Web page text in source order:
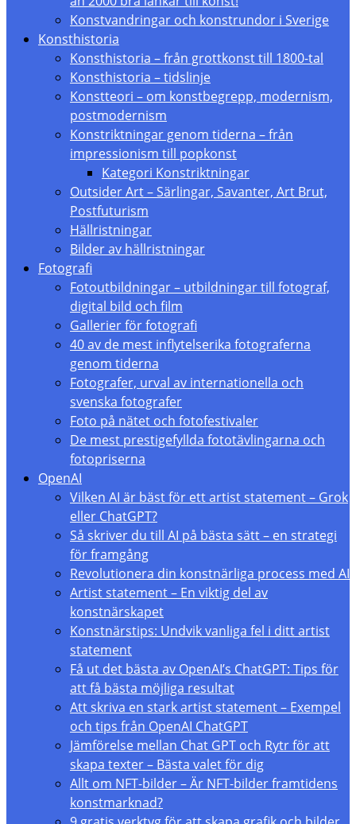
Konstvandringar och konstrundor i Sverige
Konsthistoria
Konsthistoria – från grottkonst till 1800-tal
Konsthistoria – tidslinje
Konstteori – om konstbegrepp, modernism,
postmodernism
Konstriktningar genom tiderna – från
impressionism till popkonst
Kategori Konstriktningar
Outsider Art – Särlingar, Savanter, Art Brut,
Postfuturism
Hällristningar
Bilder av hällristningar
Fotografi
Fotoutbildningar – utbildningar till fotograf,
digital bild och film
Gallerier för fotografi
40 av de mest inflytelserika fotograferna
genom tiderna
Fotografer, urval av internationella och
svenska fotografer
Foto på nätet och fotofestivaler
De mest prestigefyllda fototävlingarna och
fotopriserna
OpenAI
Vilken AI är bäst för ett artist statement – Grok
eller ChatGPT?
Så skriver du till AI på bästa sätt – en strategi
för framgång
Revolutionera din konstnärliga process med AI
Artist statement – En viktig del av
konstnärskapet
Konstnärstips: Undvik vanliga fel i ditt artist
statement
Få ut det bästa av OpenAI’s ChatGPT: Tips för
att få bästa möjliga resultat
Att skriva en stark artist statement – Exempel
och tips från OpenAI ChatGPT
Jämförelse mellan Chat GPT och Rytr för att
skapa texter – Bästa valet för dig
Allt om NFT-bilder – Är NFT-bilder framtidens
konstmarknad?